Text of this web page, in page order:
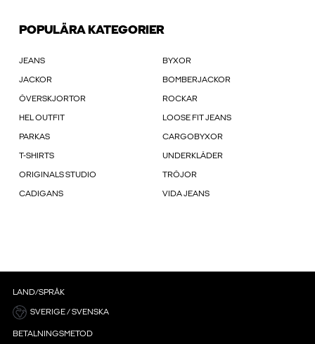
POPULÄRA KATEGORIER
JEANS BYXOR
JACKOR BOMBERJACKOR
ÖVERSKJORTOR ROCKAR
HEL OUTFIT LOOSE FIT JEANS
PARKAS CARGOBYXOR
T-SHIRTS UNDERKLÄDER
ORIGINALS STUDIO TRÖJOR
CADIGANS VIDA JEANS
LAND/SPRÅK
SVERIGE / SVENSKA
BETALNINGSMETOD